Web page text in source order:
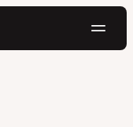
site web et ce que